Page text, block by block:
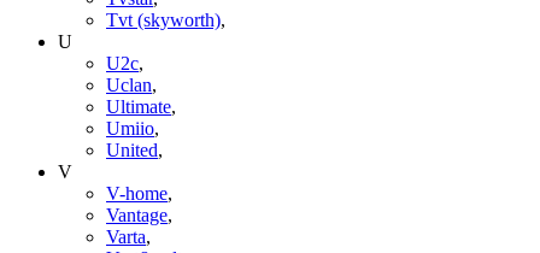
Tvt (skyworth),
U
U2c,
Uclan,
Ultimate,
Umiio,
United,
V
V-home,
Vantage,
Varta,